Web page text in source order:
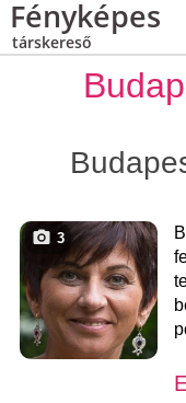
Fényképes
társkereső
3